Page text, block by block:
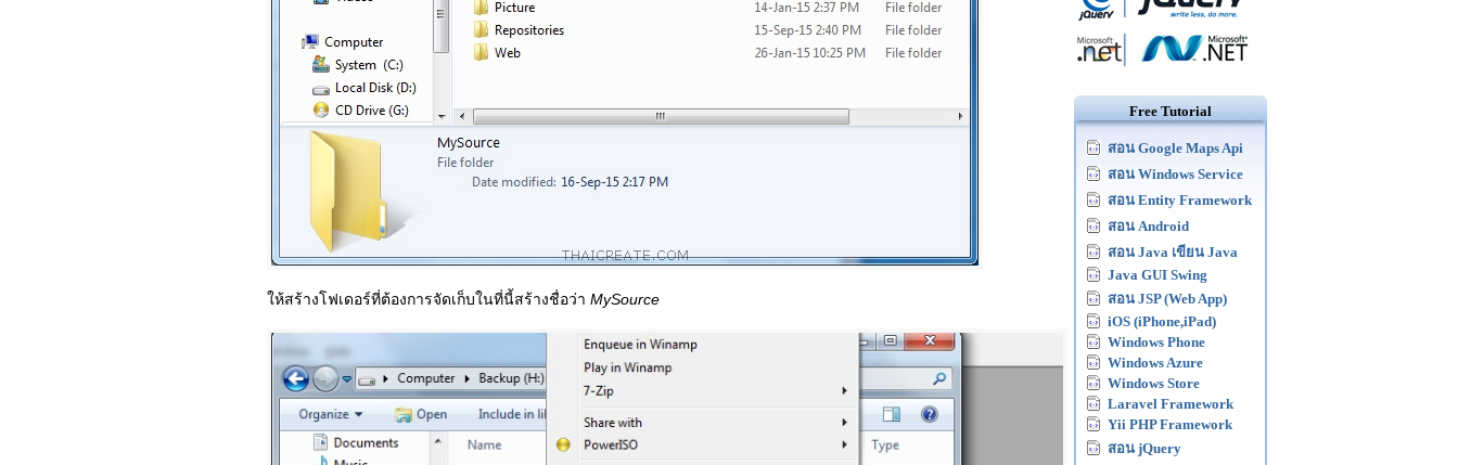
ให้สร้างโฟเดอร์ที่ต้องการจัดเก็บในที่นี้สร้างชื่อว่า MySource
Free Tutorial
สอน Google Maps Api
สอน Windows Service
สอน Entity Framework
สอน Android
สอน Java เขียน Java
Java GUI Swing
สอน JSP (Web App)
iOS (iPhone,iPad)
Windows Phone
Windows Azure
Windows Store
Laravel Framework
Yii PHP Framework
สอน jQuery